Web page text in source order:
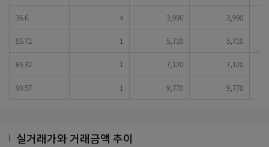
36.6 4 3,990 3,990
55.72 1 5,710 5,710
65.32 1 7,120 7,120
90.57 1 9,770 9,770
실거래가와 거래금액 추이